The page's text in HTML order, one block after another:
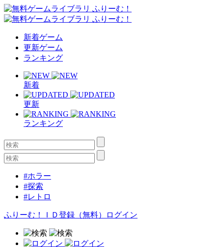
新着ゲーム
更新ゲーム
ランキング
新着
更新
ランキング
#ホラー
#探索
#レトロ
ふりーむ！ＩＤ登録（無料） ログイン